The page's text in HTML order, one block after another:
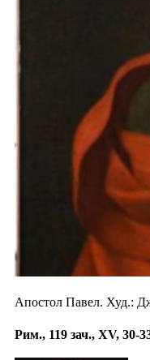
Апостол Павел. Худ.:
Рим., 119 зач., XV, 30-